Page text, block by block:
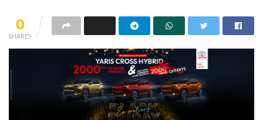
0
SHARES